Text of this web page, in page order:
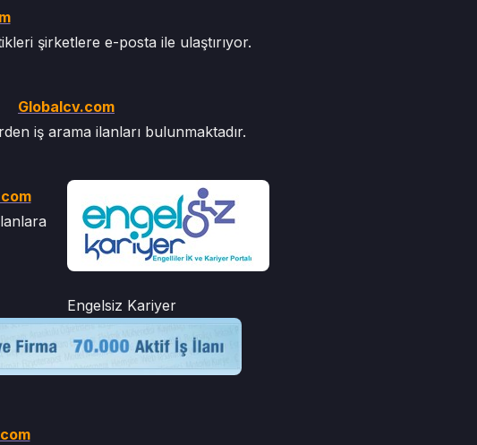
şirketlere e-posta ile ulaştırıyor.
Globalcv.com
iş arama ilanları bulunmaktadır.
Engelsiz Kariyer